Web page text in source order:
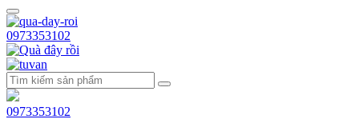
0973353102
0973353102